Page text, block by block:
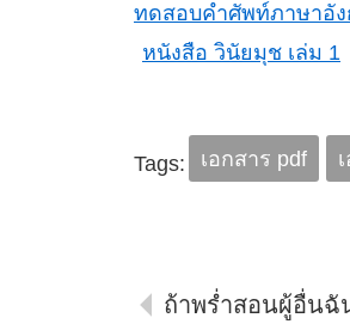
ทดสอบคำศัพท์ภาษาอัง
หนังสือ วินัยมุช เล่ม 1
Tags: เอกสาร pdf
ถ้าพร่ำสอนผู้อื่น